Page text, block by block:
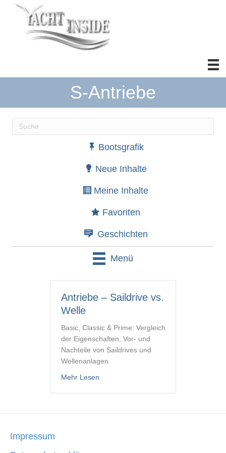
S-Antriebe
Wenn die Ergebnisse der automatischen
Bootsgrafik
Neue Inhalte
Meine Inhalte
Favoriten
Geschichten
Menü
Antriebe – Saildrive vs.
Welle
Basic, Classic & Prime: Vergleich
der Eigenschaften, Vor- und
Nachteile von Saildrives und
Wellenanlagen.
Mehr Lesenabout Antriebe – Saildrive vs. Welle
Impressum